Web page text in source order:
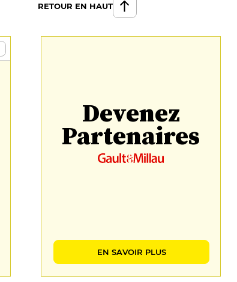
RETOUR EN HAUT
Devenez
Partenaires
EN SAVOIR PLUS